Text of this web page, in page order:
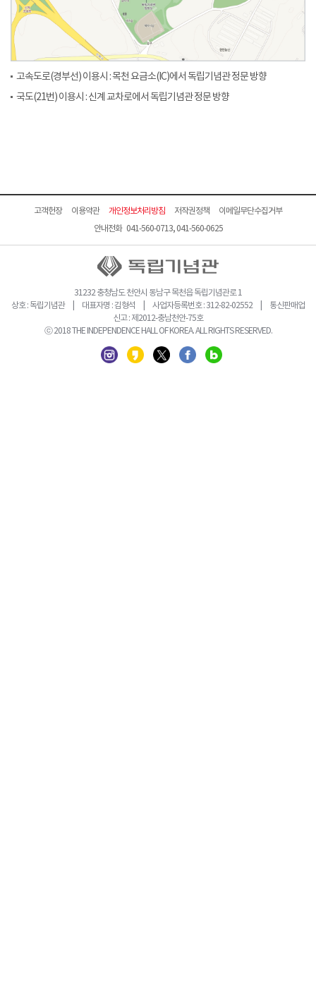
고속도로(경부선) 이용시 : 목천 요금소(IC)에서 독립기념관 정문 방향
국도(21번) 이용시 : 신계 교차로에서 독립기념관 정문 방향
고객헌장 이용약관 개인정보처리방침 저작권정책
이메일무단수집거부
안내전화 041-560-0713, 041-560-0625
31232 충청남도 천안시 동남구 목천읍 독립기념관로 1
상호 : 독립기념관 | 대표자명 : 김형석 | 사업자등록번호 : 312-82-02552 | 통신판매업
신고 : 제2012-충남천안-75호
ⓒ 2018 THE INDEPENDENCE HALL OF KOREA. ALL RIGHTS RESERVED.